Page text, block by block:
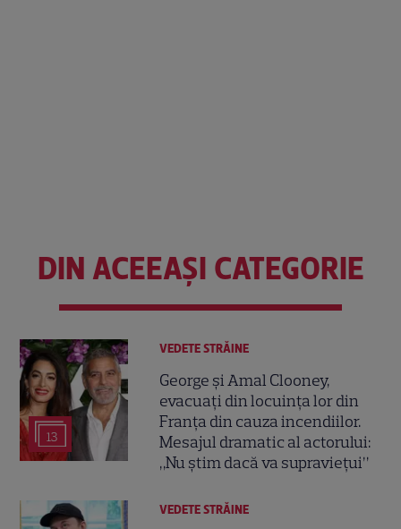
DIN ACEEAȘI CATEGORIE
13
VEDETE STRĂINE
George și Amal Clooney,
evacuați din locuința lor din
Franța din cauza incendiilor.
Mesajul dramatic al actorului:
„Nu știm dacă va supraviețui”
VEDETE STRĂINE